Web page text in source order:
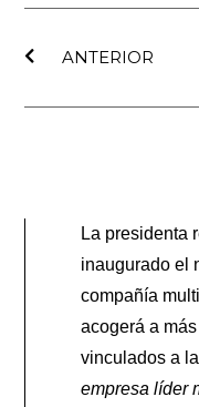
ANTERIOR
La presidenta
inaugurado el
compañía
acogerá a
vinculados a
empresa líder